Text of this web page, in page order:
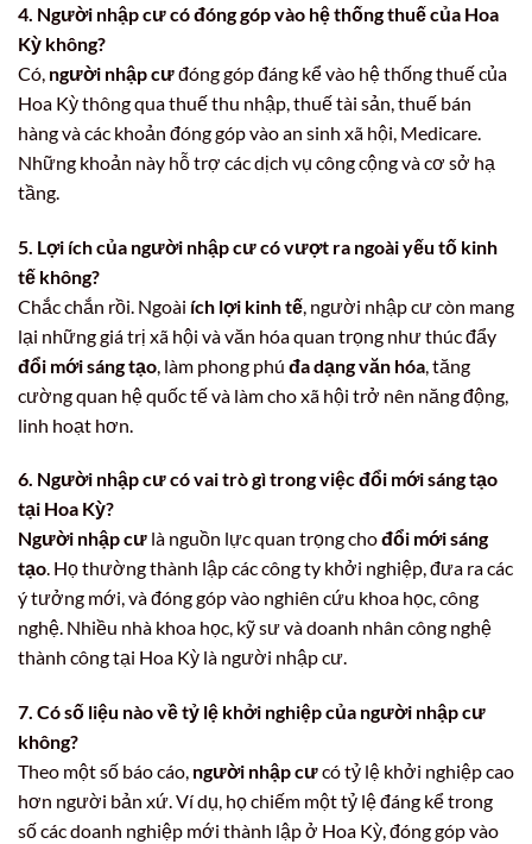
4. Người nhập cư có đóng góp vào hệ thống thuế của Hoa
Kỳ không?
Có, người nhập cưđóng góp đáng kể vào hệ thống thuế của
Hoa Kỳ thông qua thuế thu nhập, thuế tài sản, thuế bán
hàng và các khoản đóng góp vào an sinh xã hội, Medicare.
Những khoản này hỗ trợ các dịch vụ công cộng và cơ sở hạ
tầng.
5. Lợi ích của người nhập cư có vượt ra ngoài yếu tố kinh
tế không?
Chắc chắn rồi. Ngoài ích lợi kinh tế , người nhập cư còn mang
lại những giá trị xã hội và văn hóa quan trọng như thúc đẩy
đổi mới sáng tạo , làm phong phú đa dạng văn hóa , tăng
cường quan hệ quốc tế và làm cho xã hội trở nên năng động,
linh hoạt hơn.
6. Người nhập cư có vai trò gì trong việc đổi mới sáng tạo
tại Hoa Kỳ?
Người nhập cư là nguồn lực quan trọng chođổi mới sáng
tạo. Họ thường thành lập các công ty khởi nghiệp, đưa ra các
ý tưởng mới, và đóng góp vào nghiên cứu khoa học, công
nghệ. Nhiều nhà khoa học, kỹ sư và doanh nhân công nghệ
thành công tại Hoa Kỳ là người nhập cư.
7. Có số liệu nào về tỷ lệ khởi nghiệp của người nhập cư
không?
Theo một số báo cáo, người nhập cưcó tỷ lệ khởi nghiệp cao
hơn người bản xứ. Ví dụ, họ chiếm một tỷ lệ đáng kể trong
số các doanh nghiệp mới thành lập ở Hoa Kỳ, đóng góp vào